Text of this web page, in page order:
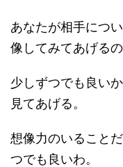
あなたが相手につ
像してみてあげるの
少しずつでも良い
見てあげる。
想像力のいること
つでも良いわ。